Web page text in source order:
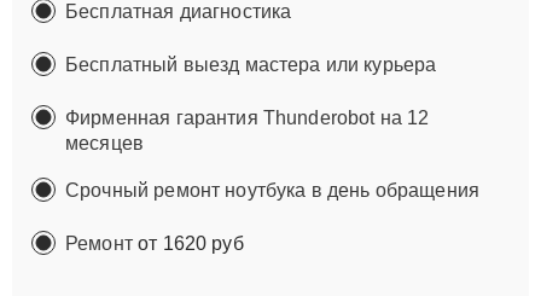
Бесплатная диагностика
Бесплатный выезд мастера или курьера
Фирменная гарантия Thunderobot на 12
месяцев
Срочный ремонт ноутбука в день обращения
Ремонтот 1620 руб